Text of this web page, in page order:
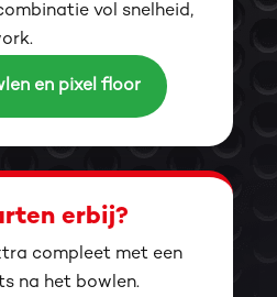
vol snelheid,
en pixel floor
erbij?
compleet met een
na het bowlen.